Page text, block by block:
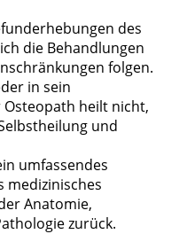
des
die Behandlungen
folgen.
in sein
Osteopath heilt nicht,
und
umfassendes
medizinisches
Anatomie,
zurück.